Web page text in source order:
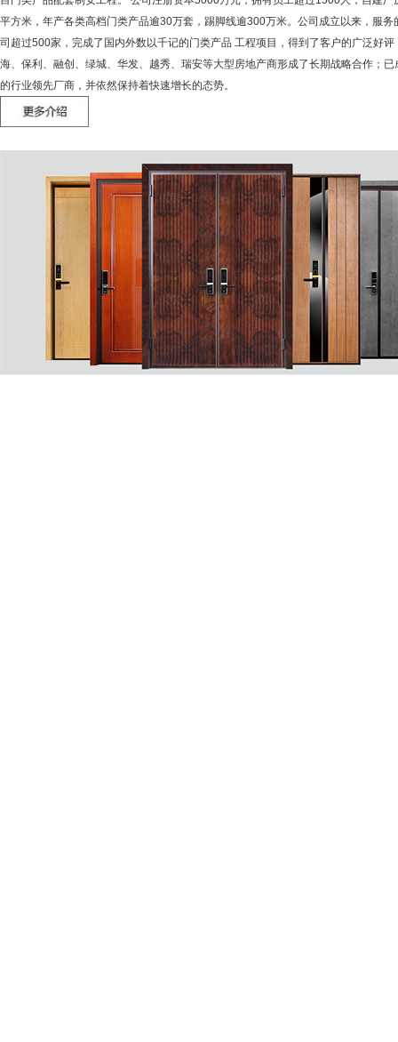
平方米，年产各类高档门类产品逾30万套，踢脚线逾300万米。公司成立以来，服务
司超过500家，完成了国内外数以千记的门类产品 工程项目，得到了客户的广泛好评
海、保利、融创、绿城、华发、越秀、瑞安等大型房地产商形成了长期战略合作；已
的行业领先厂商，并依然保持着快速增长的态势。